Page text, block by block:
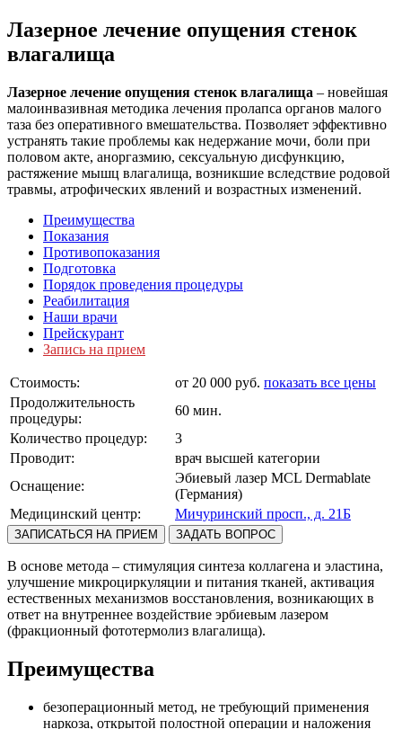
Лазерное лечение опущения стенок
влагалища
Лазерное лечение опущения стенок влагалища – новейшая
малоинвазивная методика лечения пролапса органов малого
таза без оперативного вмешательства. Позволяет эффективно
устранять такие проблемы как недержание мочи, боли при
половом акте, аноргазмию, сексуальную дисфункцию,
растяжение мышц влагалища, возникшие вследствие родовой
травмы, атрофических явлений и возрастных изменений.
Преимущества
Показания
Противопоказания
Подготовка
Порядок проведения процедуры
Реабилитация
Наши врачи
Прейскурант
Запись на прием
Стоимость: от 20 000 руб. показать все цены
Продолжительность
процедуры:
60 мин.
Количество процедур:
3
Проводит:
врач высшей категории
Оснащение:
Эбиевый лазер МСL Dermablate
(Германия)
Медицинский центр:
Мичуринский просп., д. 21Б
ЗАПИСАТЬСЯ НА ПРИЕМ ЗАДАТЬ ВОПРОС
В основе метода – стимуляция синтеза коллагена и эластина,
улучшение микроциркуляции и питания тканей, активация
естественных механизмов восстановления, возникающих в
ответ на внутреннее воздействие эрбиевым лазером
(фракционный фототермолиз влагалища).
Преимущества
безоперационный метод, не требующий применения
наркоза, открытой полостной операции и наложения